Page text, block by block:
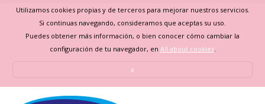
Utilizamos cookies propias y de terceros para mejorar nuestros servicios.
Si continuas navegando, consideramos que aceptas su uso.
Puedes obtener más información, o bien conocer cómo cambiar la
configuración de tu navegador, en All about cookies.
x